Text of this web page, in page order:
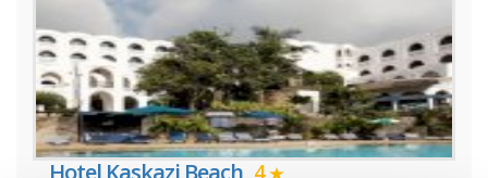
Hotel Kaskazi Beach